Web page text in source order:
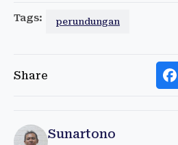
Tags: perundungan
Share
Sunartono